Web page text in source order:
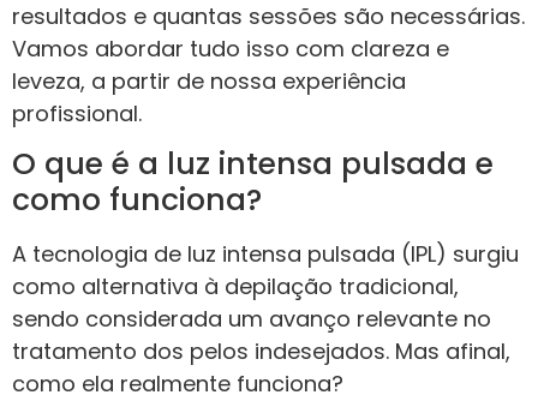
resultados e quantas sessões são necessárias.
Vamos abordar tudo isso com clareza e
leveza, a partir de nossa experiência
profissional.
O que é a luz intensa pulsada e
como funciona?
A tecnologia de luz intensa pulsada (IPL) surgiu
como alternativa à depilação tradicional,
sendo considerada um avanço relevante no
tratamento dos pelos indesejados. Mas afinal,
como ela realmente funciona?